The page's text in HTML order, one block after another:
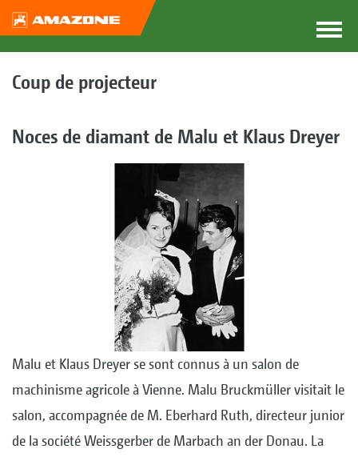
Coup de projecteur
Noces de diamant de Malu et Klaus Dreyer
Malu et Klaus Dreyer se sont connus à un salon de
machinisme agricole à Vienne. Malu Bruckmüller visitait le
salon, accompagnée de M. Eberhard Ruth, directeur junior
de la société Weissgerber de Marbach an der Donau. La